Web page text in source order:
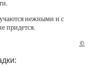
нежными и с
придется.
©